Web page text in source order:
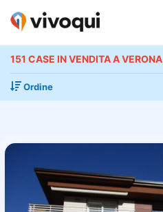
151 CASE IN VENDITA A VERONA
Ordine